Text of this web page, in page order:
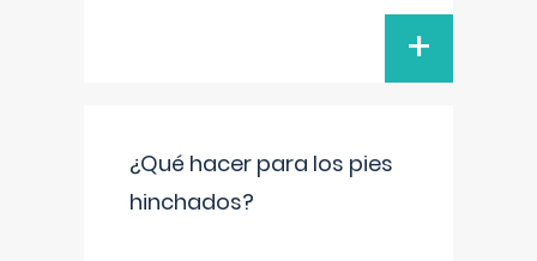
+
¿Qué hacer para los pies
hinchados?